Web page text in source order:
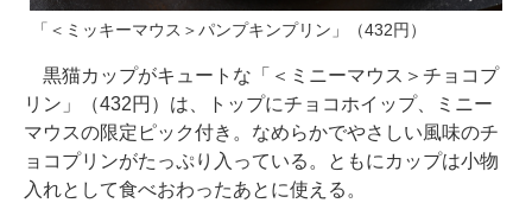
「＜ミッキーマウス＞パンプキンプリン」（432円）
黒猫カップがキュートな「＜ミニーマウス＞チョコプ
リン」（432円）は、トップにチョコホイップ、ミニー
マウスの限定ピック付き。なめらかでやさしい風味のチ
ョコプリンがたっぷり入っている。ともにカップは小物
入れとして食べおわったあとに使える。